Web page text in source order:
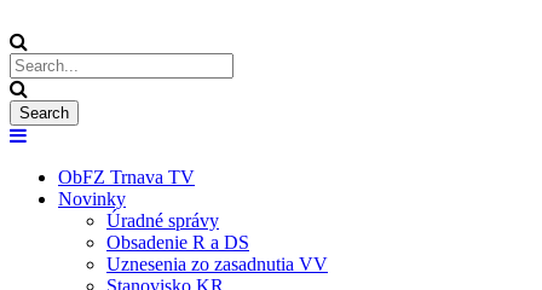
ObFZ Trnava TV
Novinky
Úradné správy
Obsadenie R a DS
Uznesenia zo zasadnutia VV
Stanovisko KR